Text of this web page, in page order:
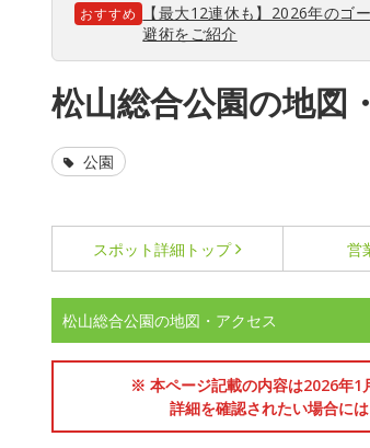
おすすめ
【最大12連休も】2026年のゴ
避術をご紹介
松山総合公園の地図
公園
スポット詳細 トップ 営
松山総合公園の地図・アクセス
※ 本ページ記載の内容は2026年1
詳細を確認されたい場合に